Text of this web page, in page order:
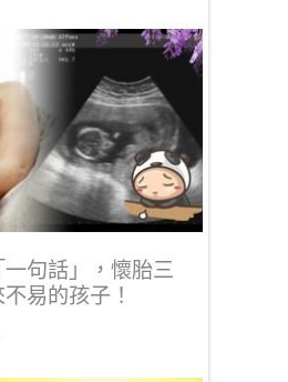
句話」，懷胎三
易的孩子！